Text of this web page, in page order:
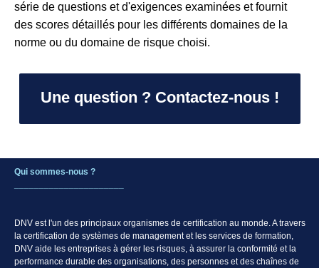
série de questions et d'exigences examinées et fournit
des scores détaillés pour les différents domaines de la
norme ou du domaine de risque choisi.
Une question ? Contactez-nous !
Qui sommes-nous ?
DNV est l'un des principaux organismes de certification au monde. A travers
la certification de systèmes de management et les services de formation,
DNV aide les entreprises à gérer les risques, à assurer la conformité et la
performance durable des organisations, des personnes et des chaînes de